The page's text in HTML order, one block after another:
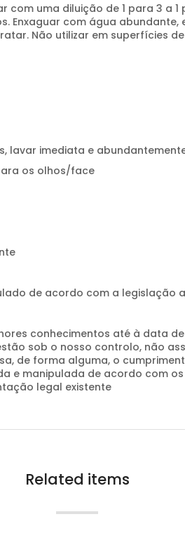
com uma diluição de 1 para 3
com água abundante,
Não utilizar em superfícies
lavar imediata e
olhos/face
de acordo com a legislação
conhecimentos até à data
sob o nosso controlo, não
de forma alguma, o
e manipulada de acordo com
legal existente
Related items